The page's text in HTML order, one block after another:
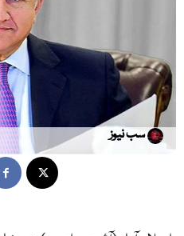
سب نیوز